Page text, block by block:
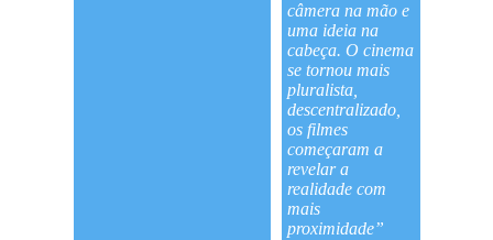
câmera na mão e
uma ideia na
cabeça. O cinema
se tornou mais
pluralista,
descentralizado,
os filmes
começaram a
revelar a
realidade com
mais
proximidade”